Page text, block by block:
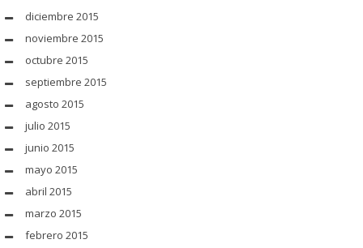
diciembre 2015
noviembre 2015
octubre 2015
septiembre 2015
agosto 2015
julio 2015
junio 2015
mayo 2015
abril 2015
marzo 2015
febrero 2015